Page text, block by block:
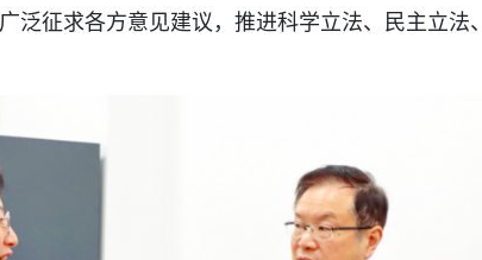
泛征求各方意见建议，推进科学立法、民主立法